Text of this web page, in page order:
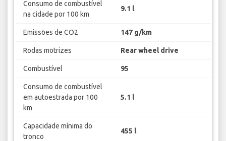
Consumo de combustível
na cidade por 100 km
9.1 l
Emissões de CO2 147 g/km
Rodas motrizes Rear wheel drive
Combustível 95
Consumo de combustível
em autoestrada por 100
km
5.1 l
Capacidade mínima do
tronco
455 l